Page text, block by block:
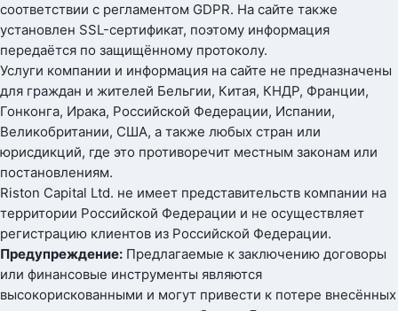
соответствии с регламентом GDPR. На сайте также
установлен SSL-сертификат, поэтому информация
передаётся по защищённому протоколу.
Услуги компании и информация на сайте не предназначены
для граждан и жителей Бельгии, Китая, КНДР, Франции,
Гонконга, Ирака, Российской Федерации, Испании,
Великобритании, США, а также любых стран или
юрисдикций, где это противоречит местным законам или
постановлениям.
Riston Capital Ltd. не имеет представительств компании на
территории Российской Федерации и не осуществляет
регистрацию клиентов из Российской Федерации.
Предупреждение: Предлагаемые к заключению договоры
или финансовые инструменты являются
высокорискованными и могут привести к потере внесённых